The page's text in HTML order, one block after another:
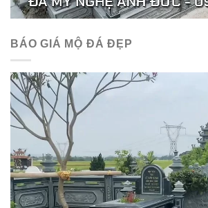
BÁO GIÁ MỘ ĐÁ ĐẸP